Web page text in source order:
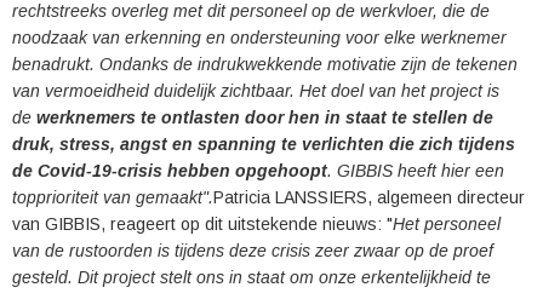
rechtstreeks overleg met dit personeel op de werkvloer, die de
noodzaak van erkenning en ondersteuning voor elke werknemer
benadrukt. Ondanks de indrukwekkende motivatie zijn de tekenen
van vermoeidheid duidelijk zichtbaar. Het doel van het project is
de werknemers te ontlasten door hen in staat te stellen de
druk, stress, angst en spanning te verlichten die zich tijdens
de Covid-19-crisis hebben opgehoopt. GIBBIS heeft hier een
topprioriteit van gemaakt".Patricia LANSSIERS, algemeen directeur
van GIBBIS, reageert op dit uitstekende nieuws: "Het personeel
van de rustoorden is tijdens deze crisis zeer zwaar op de proef
gesteld. Dit project stelt ons in staat om onze erkentelijkheid te